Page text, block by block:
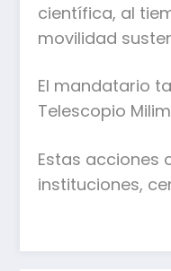
científica, al
movilidad
El mandatario
Telescopio
Estas acciones
instituciones,